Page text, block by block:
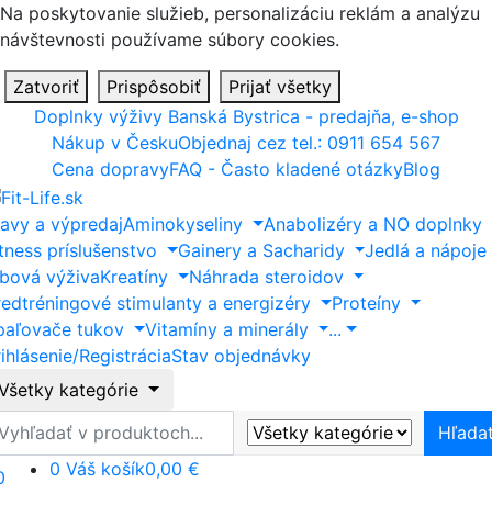
Na poskytovanie služieb, personalizáciu reklám a analýzu
návštevnosti používame súbory cookies.
Zatvoriť Prispôsobiť
Prijať všetky
Doplnky výživy Banská Bystrica - predajňa, e-shop
Nákup v ČeskuObjednaj cez tel.: 0911 654 567
Cena dopravyFAQ - Často kladené otázkyBlog
a výpredajAminokyseliny
Anabolizéry a NO doplnky
príslušenstvo
Gainery a Sacharidy
Jedlá a nápoje
výživaKreatíny
Náhrada steroidov
stimulanty a energizéry
Proteíny
tukov
Vitamíny a minerály
...
RegistráciaStav objednávky
kategórie
0 Váš košík0,00 €